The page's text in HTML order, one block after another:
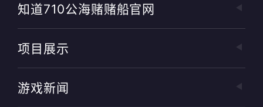
知道710公海赌赌船官网
项目展示
游戏新闻